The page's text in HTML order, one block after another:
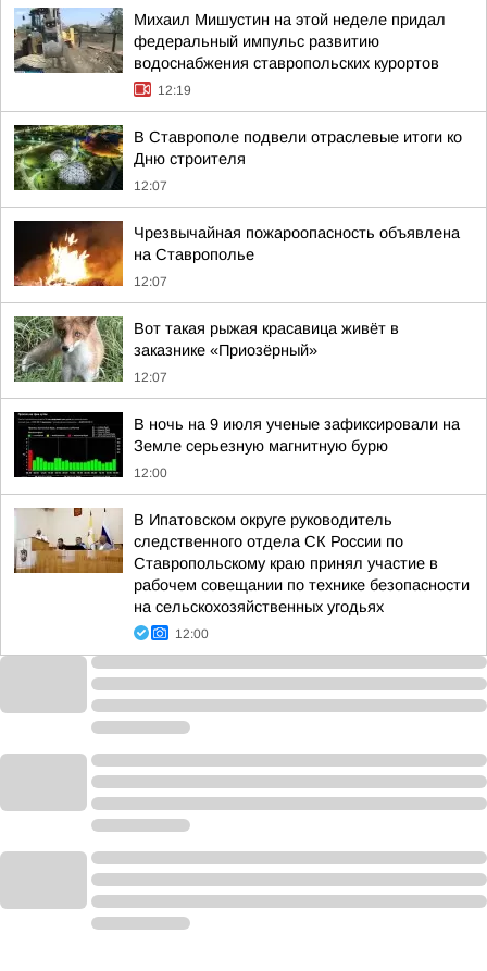
Михаил Мишустин на этой неделе придал
федеральный импульс развитию
водоснабжения ставропольских курортов
12:19
В Ставрополе подвели отраслевые итоги ко
Дню строителя
12:07
Чрезвычайная пожароопасность объявлена
на Ставрополье
12:07
Вот такая рыжая красавица живёт в
заказнике «Приозёрный»
12:07
В ночь на 9 июля ученые зафиксировали на
Земле серьезную магнитную бурю
12:00
В Ипатовском округе руководитель
следственного отдела СК России по
Ставропольскому краю принял участие в
рабочем совещании по технике безопасности
на сельскохозяйственных угодьях
12:00